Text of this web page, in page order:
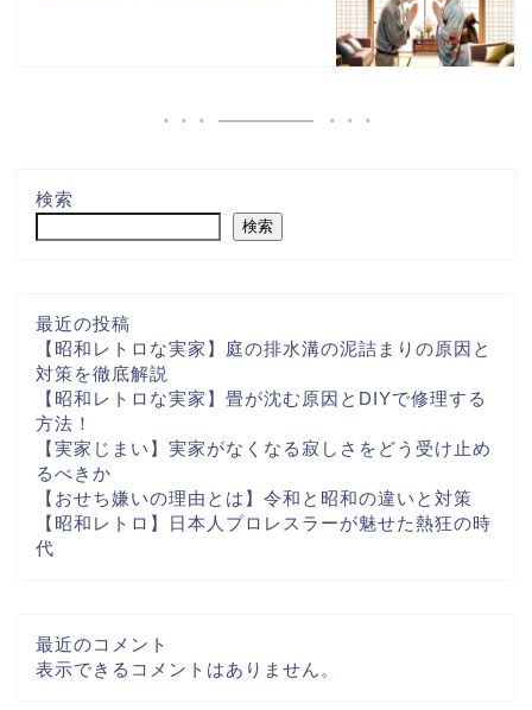
検索
検索
最近の投稿
【昭和レトロな実家】庭の排水溝の泥詰まりの原因と
対策を徹底解説
【昭和レトロな実家】畳が沈む原因とDIYで修理する
方法！
【実家じまい】実家がなくなる寂しさをどう受け止め
るべきか
【おせち嫌いの理由とは】令和と昭和の違いと対策
【昭和レトロ】日本人プロレスラーが魅せた熱狂の時
代
最近のコメント
表示できるコメントはありません。